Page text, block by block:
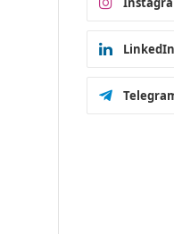
LinkedIn